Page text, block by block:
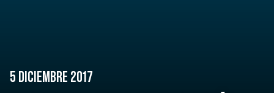
5 DICIEMBRE 2017